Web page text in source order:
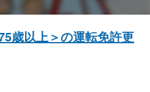
歳以上＞の運転免許更